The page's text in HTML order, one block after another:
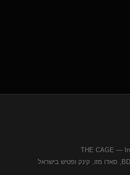
THE CAGE —